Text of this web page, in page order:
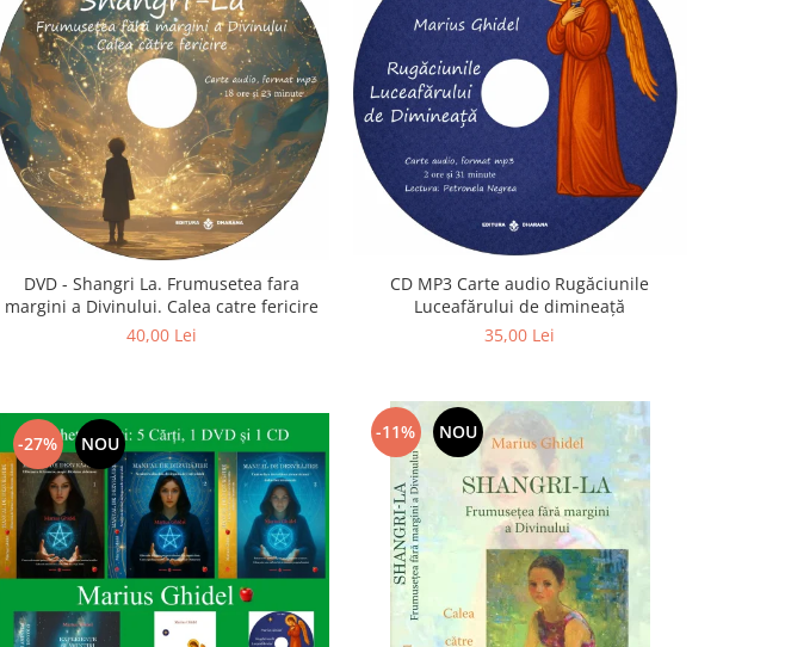
DVD - Shangri La. Frumusetea fara
margini a Divinului. Calea catre fericire
40,00 Lei
CD MP3 Carte audio Rugăciunile
Luceafărului de dimineață
35,00 Lei
-27% NOU
-11% NOU